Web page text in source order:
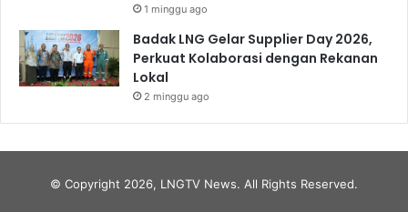
1 minggu ago
Badak LNG Gelar Supplier Day 2026,
Perkuat Kolaborasi dengan Rekanan
Lokal
2 minggu ago
© Copyright 2026, LNGTV News. All Rights Reserved.